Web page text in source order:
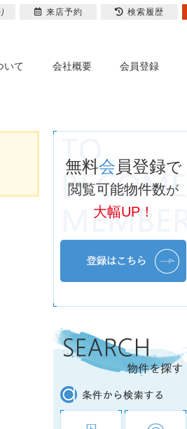
いて 会社概要 会員登録
無料会員登録で
閲覧可能物件数が
大幅UP！
来店予約 検索履歴